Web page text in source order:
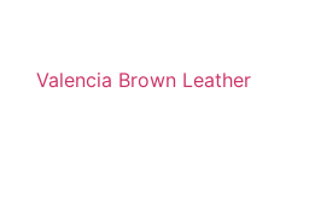
Valencia Brown Leather